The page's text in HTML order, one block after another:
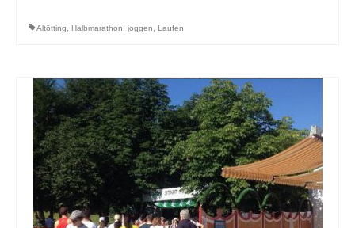
Altötting, Halbmarathon, joggen, Laufen